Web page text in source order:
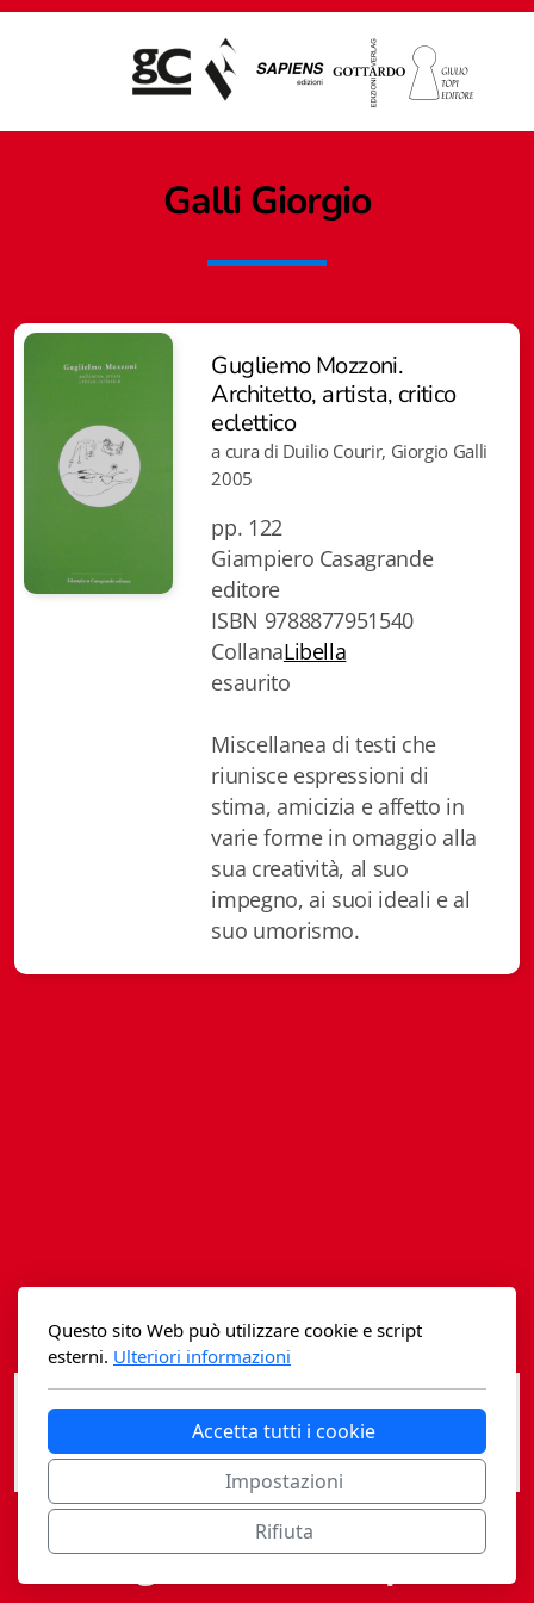
Galli Giorgio
Gugliemo Mozzoni.
Architetto, artista, critico
eclettico
a cura di Duilio Courir, Giorgio Galli
2005
pp. 122
Giampiero Casagrande
editore
ISBN 9788877951540
CollanaLibella
esaurito
Miscellanea di testi che
riunisce espressioni di
stima, amicizia e affetto in
varie forme in omaggio alla
sua creatività, al suo
impegno, ai suoi ideali e al
suo umorismo.
Casagrande Fidia Sapiens
Questo sito Web può utilizzare cookie e script
esterni. Ulteriori informazioni
Accetta tutti i cookie
Impostazioni
Rifiuta
Giampiero Casagrande editore
Biblioteca letteraria Nord-Sud
EJO- European Journalism Observatory
Incontro con
Oltre le frontiere
Storia
Testi scolastici
Varia